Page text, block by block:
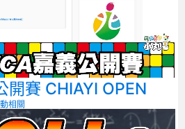
賽 CHIAYI OPEN
相關